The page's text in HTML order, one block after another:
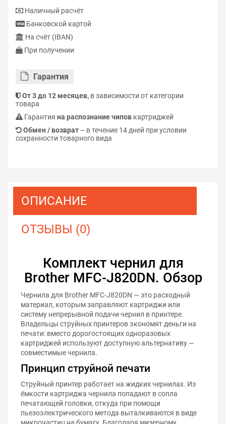
Наличный расчёт
Банковской картой
На счёт (IBAN)
При получении
Гарантия
От 3 до 12 месяцев, в зависимости от категории
товара
Гарантия на распознание чипов картриджей
Обмен / возврат – в течение 14 дней при условии
сохранности товарного вида
ОПИСАНИЕ
ОТЗЫВЫ (0)
Комплект чернил для
Brother MFC-J820DN. Обзор
Чернила для Brother MFC-J820DN — это расходный
материал, которым заправляют картриджи или
систему непрерывной подачи чернил в принтере.
Владельцы струйных принтеров экономят деньги на
печати: вместо дорогостоящих одноразовых
картриджей используют доступную альтернативу —
совместимые чернила.
Принцип струйной печати
Струйный принтер работает на жидких чернилах. Из
ёмкости картриджа чернила попадают в сопла
печатающей головки, откуда при помощи
пьезоэлектрического метода выталкиваются в виде
микрочастиц на бумагу. Благодаря мизерному